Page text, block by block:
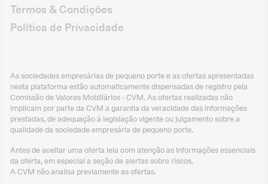
Termos & Condições
Política de Privacidade
As sociedades empresárias de pequeno porte e as ofertas apresentadas
nesta plataforma estão automaticamente dispensadas de registro pela
Comissão de Valores Mobiliários - CVM. As ofertas realizadas não
implicam por parte da CVM a garantia da veracidade das informações
prestadas, de adequação à legislação vigente ou julgamento sobre a
qualidade da sociedade empresária de pequeno porte.
Antes de aceitar uma oferta leia com atenção as informações essenciais
da oferta, em especial a seção de alertas sobre riscos.
A CVM não analisa previamente as ofertas.